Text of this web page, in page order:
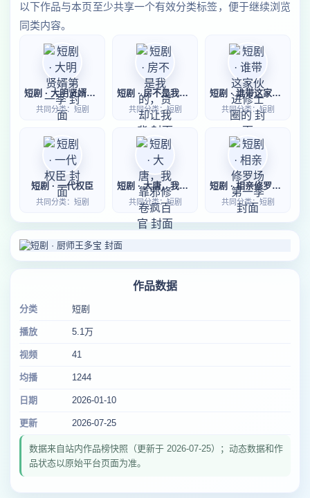
以下作品与本页至少共享一个有效分类标签，便于继续浏览
同类内容。
短剧 · 大明贤婿第一季
共同分类：短剧
短剧 · 房不是我的，贷却让我背
共同分类：短剧
短剧 · 谁带这家伙进修士圈的
共同分类：短剧
短剧 · 一代权臣
共同分类：短剧
短剧 · 大唐，我靠邪修卷疯百官
共同分类：短剧
短剧 · 相亲修罗场第一季
共同分类：短剧
作品数据
分类 短剧
播放 5.1万
视频 41
均播 1244
日期 2026-01-10
更新 2026-07-25
数据来自站内作品榜快照（更新于 2026-07-25）；动态数据和作
品状态以原始平台页面为准。